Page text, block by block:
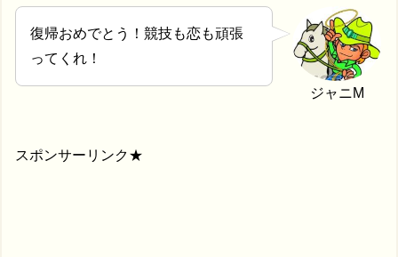
ジャニM
復帰おめでとう！競技も恋も頑張
ってくれ！
スポンサーリンク★